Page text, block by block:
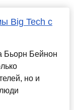
Big Tech с
Бьорн Бейнон
но и